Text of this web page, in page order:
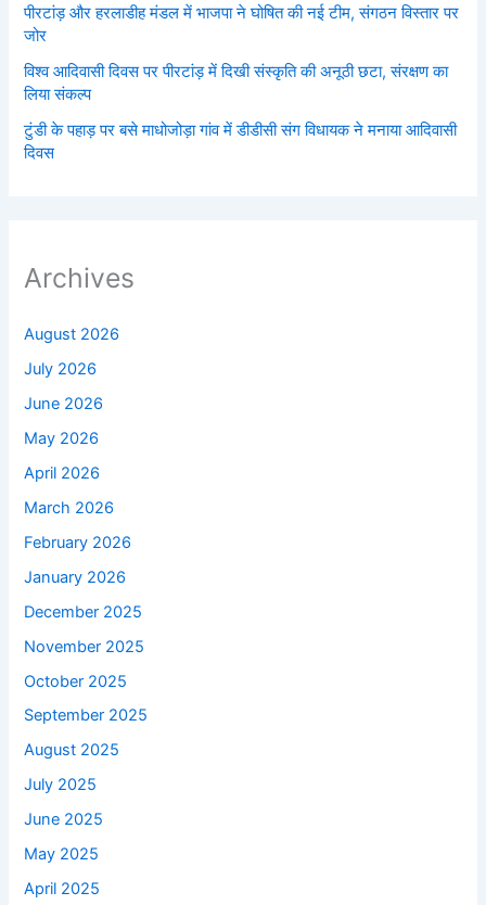
पीरटांड़ और हरलाडीह मंडल में भाजपा ने घोषित की नई टीम, संगठन विस्तार पर
जोर
विश्व आदिवासी दिवस पर पीरटांड़ में दिखी संस्कृति की अनूठी छटा, संरक्षण का
लिया संकल्प
टुंडी के पहाड़ पर बसे माधोजोड़ा गांव में डीडीसी संग विधायक ने मनाया आदिवासी
दिवस
Archives
August 2026
July 2026
June 2026
May 2026
April 2026
March 2026
February 2026
January 2026
December 2025
November 2025
October 2025
September 2025
August 2025
July 2025
June 2025
May 2025
April 2025